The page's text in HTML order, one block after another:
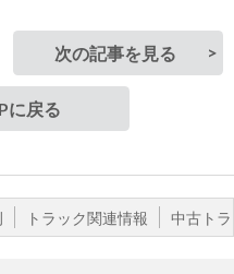
次の記事を見る
に戻る
トラック関連情報 中古ト